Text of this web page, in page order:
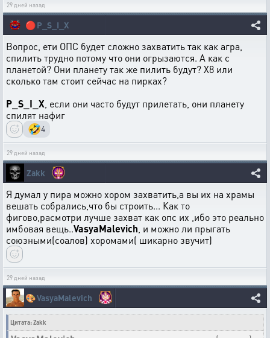
29 дней назад
🔴P_S_I_X
Вопрос, ети ОПС будет сложно захватить так как агра,
спилить трудно потому что они огрызаются. А как с
планетой? Они планету так же пилить будут? Х8 или
сколько там стоит сейчас на пирках?
P_S_I_X , если они часто будут прилетать, они планету
спилят нафиг
🤣4
29 дней назад
Zakk
Я думал у пира можно хором захватить,а вы их на храмы
вешать собрались,что бы строить... Как то
фигово,расмотри лучше захват как опс их ,ибо это реально
имбовая вещь..VasyaMalevich , и можно ли прыгать
союзными(соалов) хоромами( шикарно звучит)
29 дней назад
🎨VasyaMalevich
Цитата: Zakk